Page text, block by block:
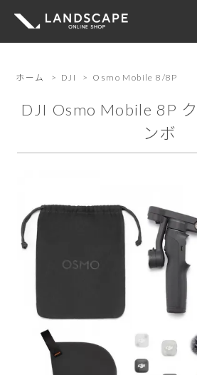
ホーム > DJI > Osmo Mobile 8/8P
DJI Osmo Mobile 8P
ンボ